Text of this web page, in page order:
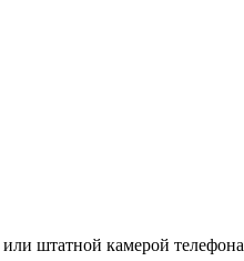
штатной камерой телефона